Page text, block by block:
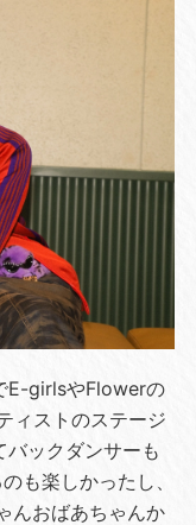
E-girlsやFlowerの
ィストのステージ
バックダンサーも
も楽しかったし、
んおばあちゃんか